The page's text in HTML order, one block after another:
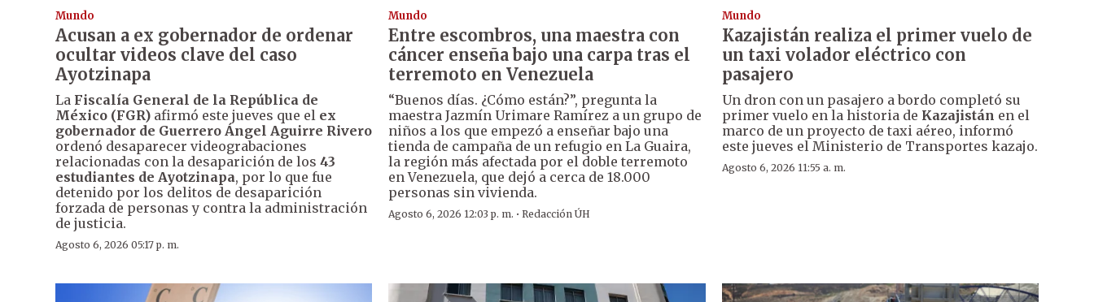
Mundo
Acusan a ex gobernador de ordenar
ocultar videos clave del caso
Ayotzinapa
La Fiscalía General de la República de
México (FGR) afirmó este jueves que el ex
gobernador de Guerrero Ángel Aguirre Rivero
ordenó desaparecer videograbaciones
relacionadas con la desaparición de los 43
estudiantes de Ayotzinapa, por lo que fue
detenido por los delitos de desaparición
forzada de personas y contra la administración
de justicia.
Agosto 6, 2026 05:17 p. m.
Mundo
Entre escombros, una maestra con
cáncer enseña bajo una carpa tras el
terremoto en Venezuela
“Buenos días. ¿Cómo están?”, pregunta la
maestra Jazmín Urimare Ramírez a un grupo de
niños a los que empezó a enseñar bajo una
tienda de campaña de un refugio en La Guaira,
la región más afectada por el doble terremoto
en Venezuela, que dejó a cerca de 18.000
personas sin vivienda.
Agosto 6, 2026 12:03 p. m. ·Redacción ÚH
Mundo
Kazajistán realiza el primer vuelo de
un taxi volador eléctrico con
pasajero
Un dron con un pasajero a bordo completó su
primer vuelo en la historia de Kazajistán en el
marco de un proyecto de taxi aéreo, informó
este jueves el Ministerio de Transportes kazajo.
Agosto 6, 2026 11:55 a. m.